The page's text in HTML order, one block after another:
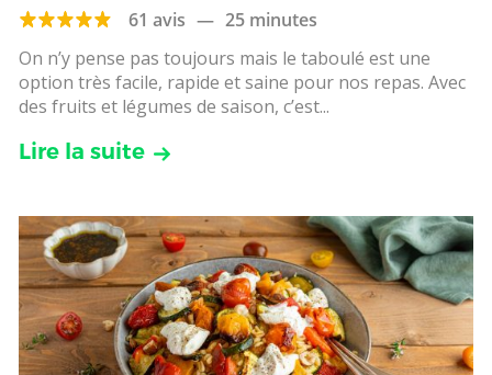
61 avis — 25 minutes
On n’y pense pas toujours mais le taboulé est une
option très facile, rapide et saine pour nos repas. Avec
des fruits et légumes de saison, c’est...
Lire la suite